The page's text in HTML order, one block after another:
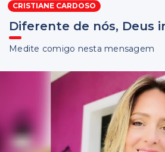
CRISTIANE CARDOSO
Diferente de nós, Deus
Medite comigo nesta mensagem